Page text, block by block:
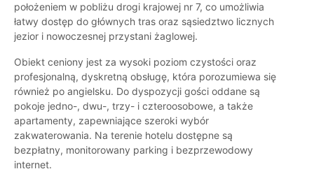
położeniem w pobliżu drogi krajowej nr 7, co umożliwia
łatwy dostęp do głównych tras oraz sąsiedztwo licznych
jezior i nowoczesnej przystani żaglowej.
Obiekt ceniony jest za wysoki poziom czystości oraz
profesjonalną, dyskretną obsługę, która porozumiewa się
również po angielsku. Do dyspozycji gości oddane są
pokoje jedno-, dwu-, trzy- i czteroosobowe, a także
apartamenty, zapewniające szeroki wybór
zakwaterowania. Na terenie hotelu dostępne są
bezpłatny, monitorowany parking i bezprzewodowy
internet.